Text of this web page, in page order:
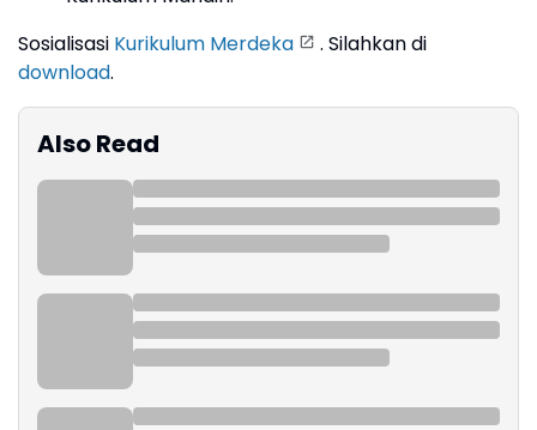
Sosialisasi Kurikulum Merdeka
. Silahkan di
download.
Also Read